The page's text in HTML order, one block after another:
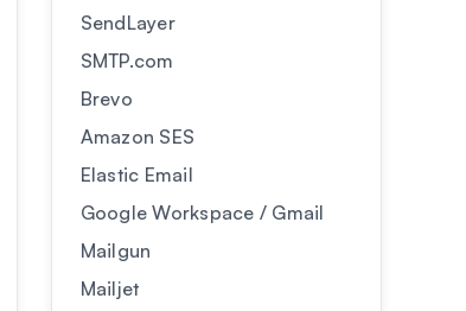
SendLayer
SMTP.com
Brevo
Amazon SES
Elastic Email
Google Workspace / Gmail
Mailgun
Mailjet